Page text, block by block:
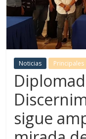
Noticias Principales
sigue